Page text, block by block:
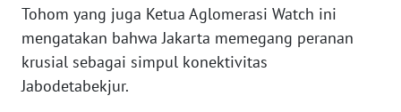
Tohom yang juga Ketua Aglomerasi Watch ini
mengatakan bahwa Jakarta memegang peranan
krusial sebagai simpul konektivitas
Jabodetabekjur.
JOGJA
WN
JATIM